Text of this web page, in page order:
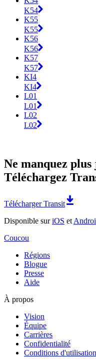
K54
K55
K55
K56
K56
K57
K57
KI4
KI4
L01
L01
L02
L02
Ne manquez
Téléchargez
Télécharger Transit
Disponible suriOS et
Coucou
Régions
Blogue
Presse
Aide
À propos
Vision
Équipe
Carrières
Confidentialité
Conditions d'utilisation